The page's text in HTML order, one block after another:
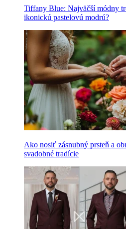
Tiffany Blue: Najväčší módny
ikonickú pastelovú modrú?
Ako nosiť zásnubný prsteň a
svadobné tradície